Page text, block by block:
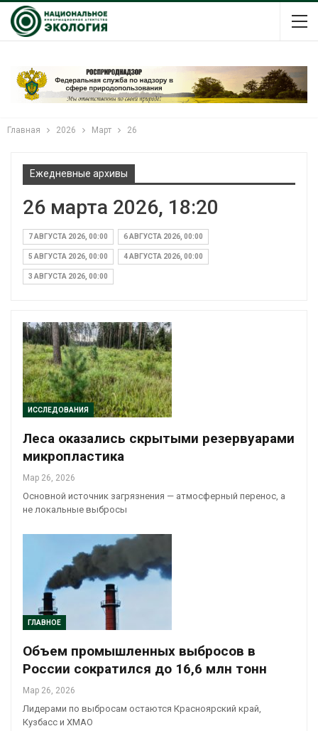
Главная 2026 Март 26
Ежедневные архивы
26 марта 2026, 18:20
7 АВГУСТА 2026, 00:00 6 АВГУСТА 2026, 00:00
5 АВГУСТА 2026, 00:00 4 АВГУСТА 2026, 00:00
3 АВГУСТА 2026, 00:00
ИССЛЕДОВАНИЯ
Леса оказались скрытыми резервуарами
микропластика
Мар 26, 2026
Основной источник загрязнения — атмосферный перенос, а
не локальные выбросы
ГЛАВНОЕ
Объем промышленных выбросов в
России сократился до 16,6 млн тонн
Мар 26, 2026
Лидерами по выбросам остаются Красноярский край,
Кузбасс и ХМАО